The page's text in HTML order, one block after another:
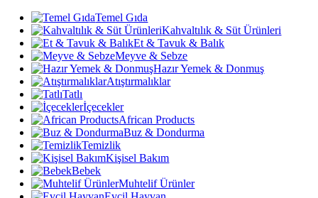
Temel Gıda
Kahvaltılık & Süt Ürünleri
Et & Tavuk & Balık
Meyve & Sebze
Hazır Yemek & Donmuş
Atıştırmalıklar
Tatlı
İçecekler
African Products
Buz & Dondurma
Temizlik
Kişisel Bakım
Bebek
Muhtelif Ürünler